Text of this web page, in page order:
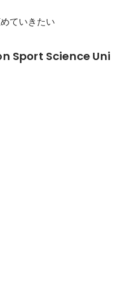
ていきたい
Sport Science Uni